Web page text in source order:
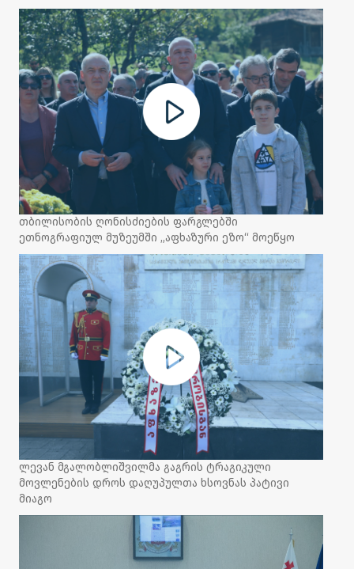
თბილისობის ღონისძიების ფარგლებში
ეთნოგრაფიულ მუზეუმში „აფხაზური ეზო“ მოეწყო
ლევან მგალობლიშვილმა გაგრის ტრაგიკული
მოვლენების დროს დაღუპულთა ხსოვნას პატივი
მიაგო